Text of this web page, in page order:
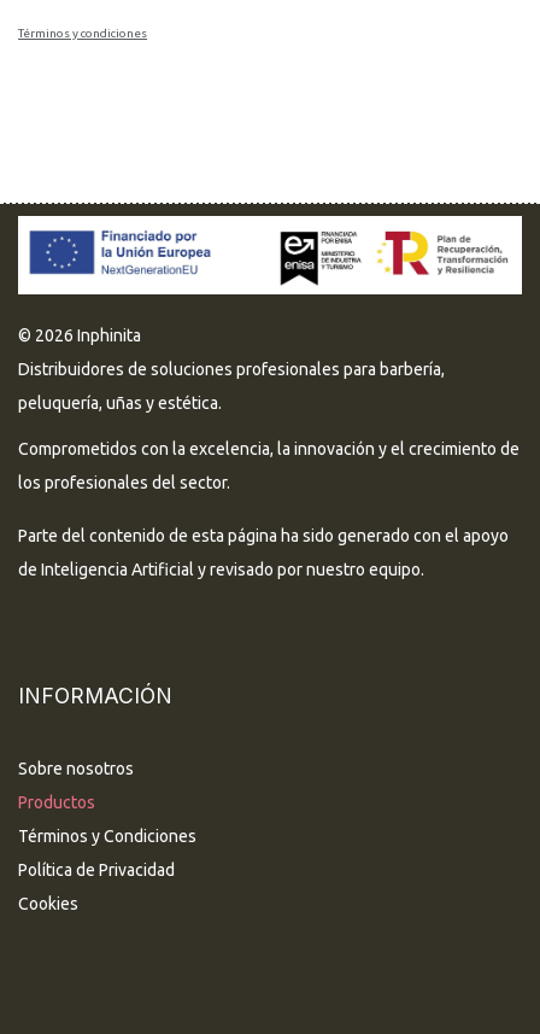
Términos y condiciones
© 2026 Inphinita
Distribuidores de soluciones profesionales para barbería,
peluquería, uñas y estética.
Comprometidos con la excelencia, la innovación y el crecimiento de
los profesionales del sector.
Parte del contenido de esta página ha sido generado con el apoyo
de Inteligencia Artificial y revisado por nuestro equipo.
INFORMACIÓN
Sobre nosotros
Productos
Términos y Condiciones
Política de Privacidad
Cookies